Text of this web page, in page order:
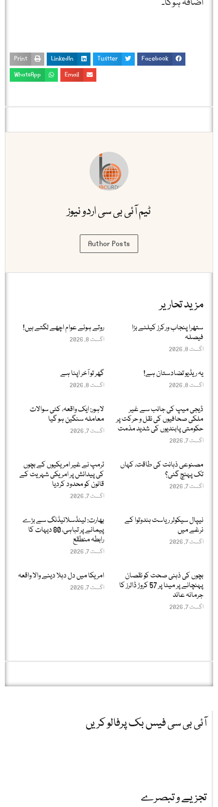
Facebook
Twitter
LinkedIn
Print
Email
WhatsApp
ٹیم آئی بی سی اردو نیوز
Author Posts
مزید تحاریر
ستھرا پنجاب ورکرز کیلئے بڑا
فیصلہ
اگست 8, 2026
روتے ہوئے عوام اچھے لگتے ہیں!
اگست 8, 2026
یہ ریڈیو تضادستان ہے!
اگست 8, 2026
گھر تو آخر اپنا ہے
اگست 8, 2026
ڈیجی میپ کی جانب سے غیر
ملکی صحافیوں کی نقل و حرکت پر
حکومتی پابندیوں کی شدید مذمت
اگست 7, 2026
لاہور: ایک واقعہ، کئی سوالات
معاملہ سنگین ہو گیا
اگست 7, 2026
مصنوعی ذہانت کی طاقت، کہاں
تک پہنچ گئی؟
اگست 7, 2026
ٹرمپ نے غیر امریکیوں کے بچوں
کی پیدائش پر امریکی شہریت کے
قانون کو محدود کردیا
اگست 7, 2026
نیپال سیکولر ریاست ہندوتوا کے
نرغے میں
اگست 7, 2026
بھارت: لینڈسلائیڈنگ سے بڑے
پیمانے پر تباہی، 80 دیہات کا
رابطہ منطقع
اگست 7, 2026
بچوں کی ذہنی صحت کو نقصان
پہنچانے پر میٹا پر 57 کروڑ ڈالرز کا
جرمانہ عائد
اگست 7, 2026
امریکا میں دل دہلا دینے والا واقعہ
اگست 7, 2026
آئی بی سی فیس بک پرفالو کریں
تجزیے و تبصرے